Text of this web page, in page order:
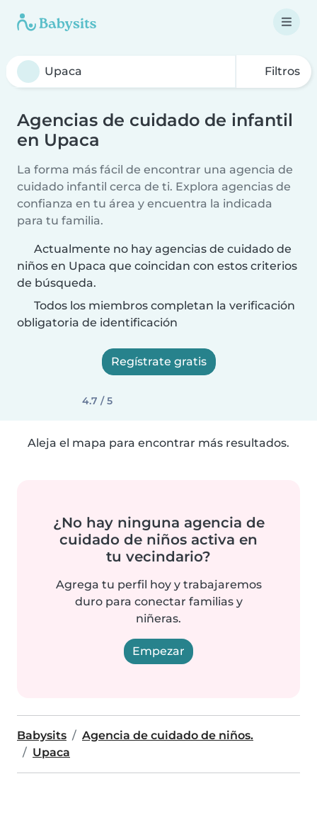
Filtros
Agencias de cuidado de infantil
en Upaca
La forma más fácil de encontrar una agencia de
cuidado infantil cerca de ti. Explora agencias de
confianza en tu área y encuentra la indicada
para tu familia.
Actualmente no hay agencias de cuidado de
niños en Upaca que coincidan con estos criterios
de búsqueda.
Todos los miembros completan la verificación
obligatoria de identificación
Regístrate gratis
4.7 / 5
Aleja el mapa para encontrar más resultados.
¿No hay ninguna agencia de
cuidado de niños activa en
tu vecindario?
Agrega tu perfil hoy y trabajaremos
duro para conectar familias y
niñeras.
Empezar
Babysits
Agencia de cuidado de niños.
Upaca